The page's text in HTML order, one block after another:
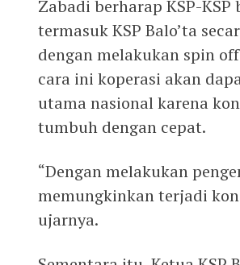
Zabadi berharap KSP-
termasuk KSP Balo’ta
dengan melakukan spin
cara ini koperasi akan
utama nasional karena
tumbuh dengan cepat.
“Dengan melakukan
memungkinkan terjadi
ujarnya.